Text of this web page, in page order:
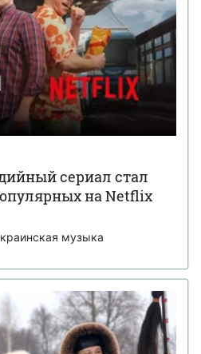
сериал стал
на Netflix
музыка